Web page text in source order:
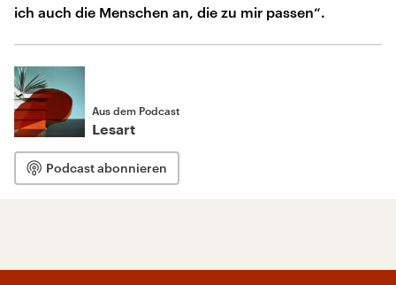
ich auch die Menschen an, die zu mir passen“.
Aus dem Podcast
Lesart
Podcast abonnieren